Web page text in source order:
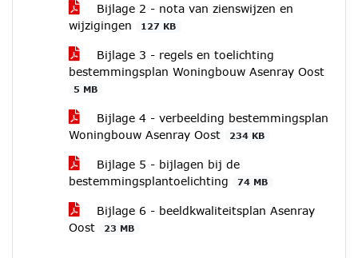
Bijlage 2 - nota van zienswijzen en
wijzigingen
127 KB
Bijlage 3 - regels en toelichting
bestemmingsplan Woningbouw Asenray Oost
5 MB
Bijlage 4 - verbeelding bestemmingsplan
Woningbouw Asenray Oost
234 KB
Bijlage 5 - bijlagen bij de
bestemmingsplantoelichting
74 MB
Bijlage 6 - beeldkwaliteitsplan Asenray
Oost
23 MB